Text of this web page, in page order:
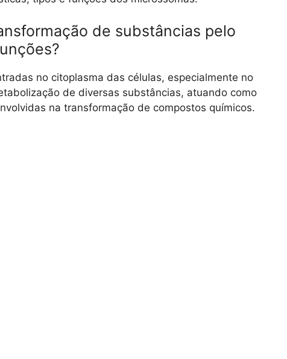
de substâncias pelo
no citoplasma das células, especialmente no
de diversas substâncias, atuando como
na transformação de compostos químicos.